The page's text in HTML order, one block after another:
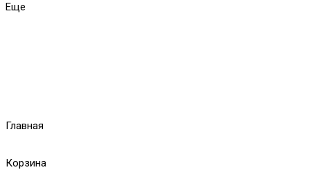
Еще
Главная
Корзина